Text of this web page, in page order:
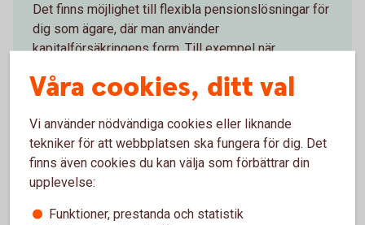
Det finns möjlighet till flexibla pensionslösningar för
dig som ägare, där man använder
kapitalförsäkringens form. Till exempel när
som ett alternativ till en tjänstepension.
Direktpension
Företag med kollektivavtal
Våra cookies, ditt val
Vi använder nödvändiga cookies eller liknande
tekniker för att webbplatsen ska fungera för dig. Det
finns även cookies du kan välja som förbättrar din
upplevelse:
Funktioner, prestanda och statistik